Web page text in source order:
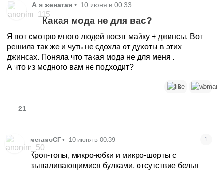
А я женатая • 10 июня в 00:33
Какая мода не для вас?
Я вот смотрю много людей носят майку + джинсы. Вот
решила так же и чуть не сдохла от духоты в этих
джинсах. Поняла что такая мода не для меня .
А что из модного вам не подходит?
3 1
21
мегамоСГ • 10 июня в 00:39 1
Кроп-топы, микро-юбки и микро-шорты с
вываливающимися булками, отсутствие белья